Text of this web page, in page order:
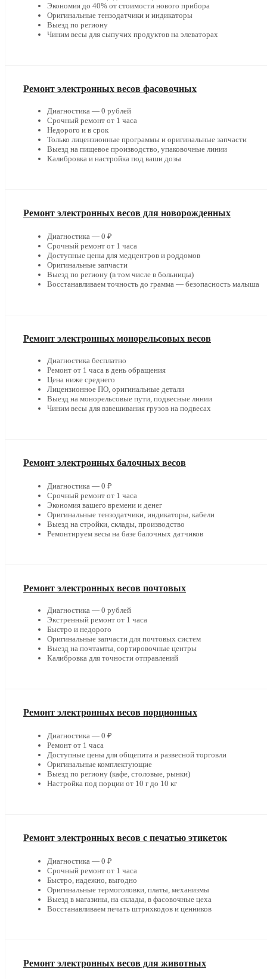
Экономия до 40% от стоимости нового прибора
Оригинальные тензодатчики и индикаторы
Выезд по региону
Чиним весы для сыпучих продуктов на элеваторах
Ремонт электронных весов фасовочных
Диагностика — 0 рублей
Срочный ремонт от 1 часа
Недорого и в срок
Только лицензионные программы и оригинальные запчасти
Выезд на пищевое производство, упаковочные линии
Калибровка и настройка под ваши дозы
Ремонт электронных весов для новорожденных
Диагностика — 0 ₽
Срочный ремонт от 1 часа
Доступные цены для медцентров и роддомов
Оригинальные запчасти
Выезд по региону (в том числе в больницы)
Восстанавливаем точность до грамма — безопасность малыша
Ремонт электронных монорельсовых весов
Диагностика бесплатно
Ремонт от 1 часа в день обращения
Цена ниже среднего
Лицензионное ПО, оригинальные детали
Выезд на монорельсовые пути, подвесные линии
Чиним весы для взвешивания грузов на подвесах
Ремонт электронных балочных весов
Диагностика — 0 ₽
Срочный ремонт от 1 часа
Экономия вашего времени и денег
Оригинальные тензодатчики, индикаторы, кабели
Выезд на стройки, склады, производство
Ремонтируем весы на базе балочных датчиков
Ремонт электронных весов почтовых
Диагностика — 0 рублей
Экстренный ремонт от 1 часа
Быстро и недорого
Оригинальные запчасти для почтовых систем
Выезд на почтамты, сортировочные центры
Калибровка для точности отправлений
Ремонт электронных весов порционных
Диагностика — 0 ₽
Ремонт от 1 часа
Доступные цены для общепита и развесной торговли
Оригинальные комплектующие
Выезд по региону (кафе, столовые, рынки)
Настройка под порции от 10 г до 10 кг
Ремонт электронных весов с печатью этикеток
Диагностика — 0 ₽
Срочный ремонт от 1 часа
Быстро, надежно, выгодно
Оригинальные термоголовки, платы, механизмы
Выезд в магазины, на склады, в фасовочные цеха
Восстанавливаем печать штрихкодов и ценников
Ремонт электронных весов для животных